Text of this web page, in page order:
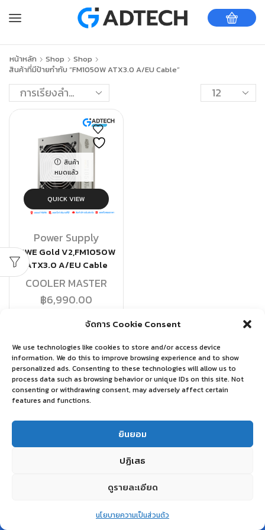
จัดการ Cookie Consent
We use technologies like cookies to store and/or access device
information. We do this to improve browsing experience and to show
personalized ads. Consenting to these technologies will allow us to
process data such as browsing behavior or unique IDs on this site. Not
consenting or withdrawing consent, may adversely affect certain
features and functions.
ยินยอม
ปฏิเสธ
ดูรายละเอียด
นโยบายความเป็นส่วนตัว
หน้าหลัก Shop
Shop
สินค้าที่มีป้ายกำกับ “FM1050W ATX3.0 A/EU Cable”
สินค้า
หมดแล้ว
QUICK VIEW
Power Supply
MWE Gold V2,FM1050W
ATX3.0 A/EU Cable
COOLER MASTER
฿6,990.00
Wishlist